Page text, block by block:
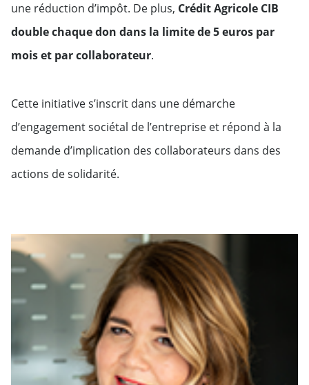
une réduction d’impôt. De plus, Crédit Agricole CIB
double chaque don dans la limite de 5 euros par
mois et par collaborateur.
Cette initiative s’inscrit dans une démarche
d’engagement sociétal de l’entreprise et répond à la
demande d’implication des collaborateurs dans des
actions de solidarité.